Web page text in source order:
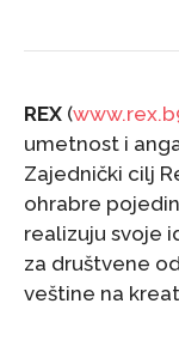
REX (
umetnost i
Zajednički cilj
ohrabre
realizuju svoje
za društvene
veštine na